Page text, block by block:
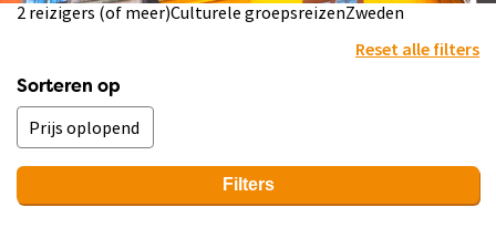
2 reizigers (of meer)Culturele groepsreizenZweden
Reset alle filters
Sorteren op
Filters